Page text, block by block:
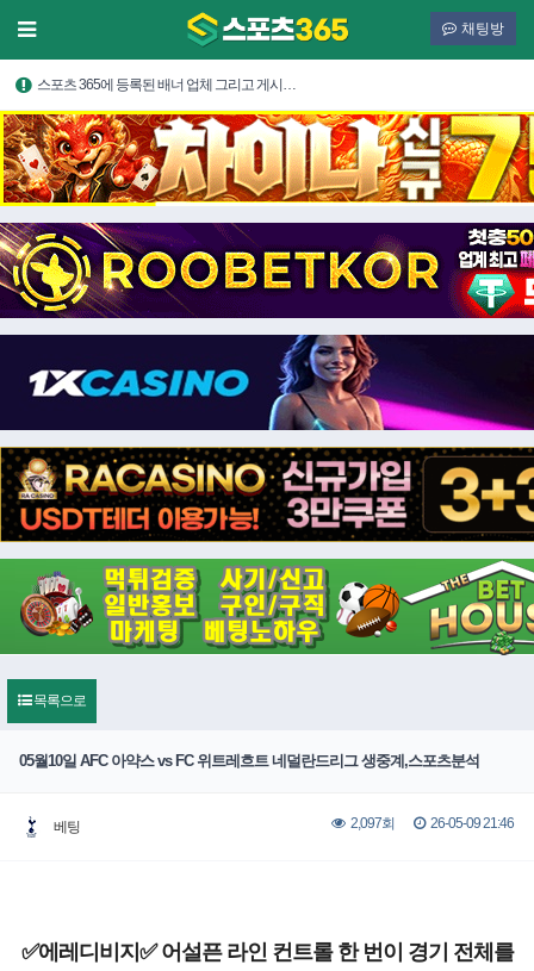
채팅방
스포츠 365에 등록된 배너 업체 그리고 게시…
목록으로
05월10일 AFC 아약스 vs FC 위트레흐트 네덜란드리그 생중계,스포츠분석
베팅 2,097회 26-05-09 21:46
✅에레디비지✅ 어설픈 라인 컨트롤 한 번이 경기 전체를